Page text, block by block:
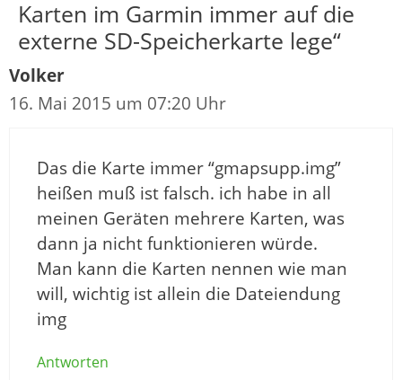
Karten im Garmin immer auf die
externe SD-Speicherkarte lege“
Volker
16. Mai 2015 um 07:20 Uhr
Das die Karte immer “gmapsupp.img”
heißen muß ist falsch. ich habe in all
meinen Geräten mehrere Karten, was
dann ja nicht funktionieren würde.
Man kann die Karten nennen wie man
will, wichtig ist allein die Dateiendung
img
Antworten